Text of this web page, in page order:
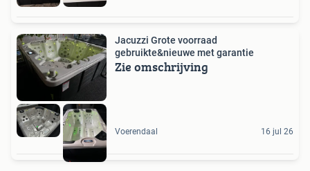
Jacuzzi Grote voorraad
gebruikte&nieuwe met garantie
Zie omschrijving
Voerendaal 16 jul 26